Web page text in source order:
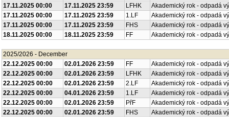
17.11.2025 00:00
17.11.2025 23:59 LFHK
Akademický rok - odpadá
17.11.2025 00:00
17.11.2025 23:59 1.LF
Akademický rok - odpadá
17.11.2025 00:00
17.11.2025 23:59 FHS
Akademický rok - odpadá
18.11.2025 00:00
18.11.2025 23:59 FF Akademický rok - odpadá
2025/2026 - December
22.12.2025 00:00
02.01.2026 23:59 FF
Akademický rok - odpadá
22.12.2025 00:00
02.01.2026 23:59 LFHK
Akademický rok - odpadá
22.12.2025 00:00
02.01.2026 23:59 2.LF
Akademický rok - odpadá
22.12.2025 00:00
04.01.2026 23:59 1.LF
Akademický rok - odpadá
22.12.2025 00:00
02.01.2026 23:59 PřF
Akademický rok - odpadá
22.12.2025 00:00
02.01.2026 23:59 FHS
Akademický rok - odpadá